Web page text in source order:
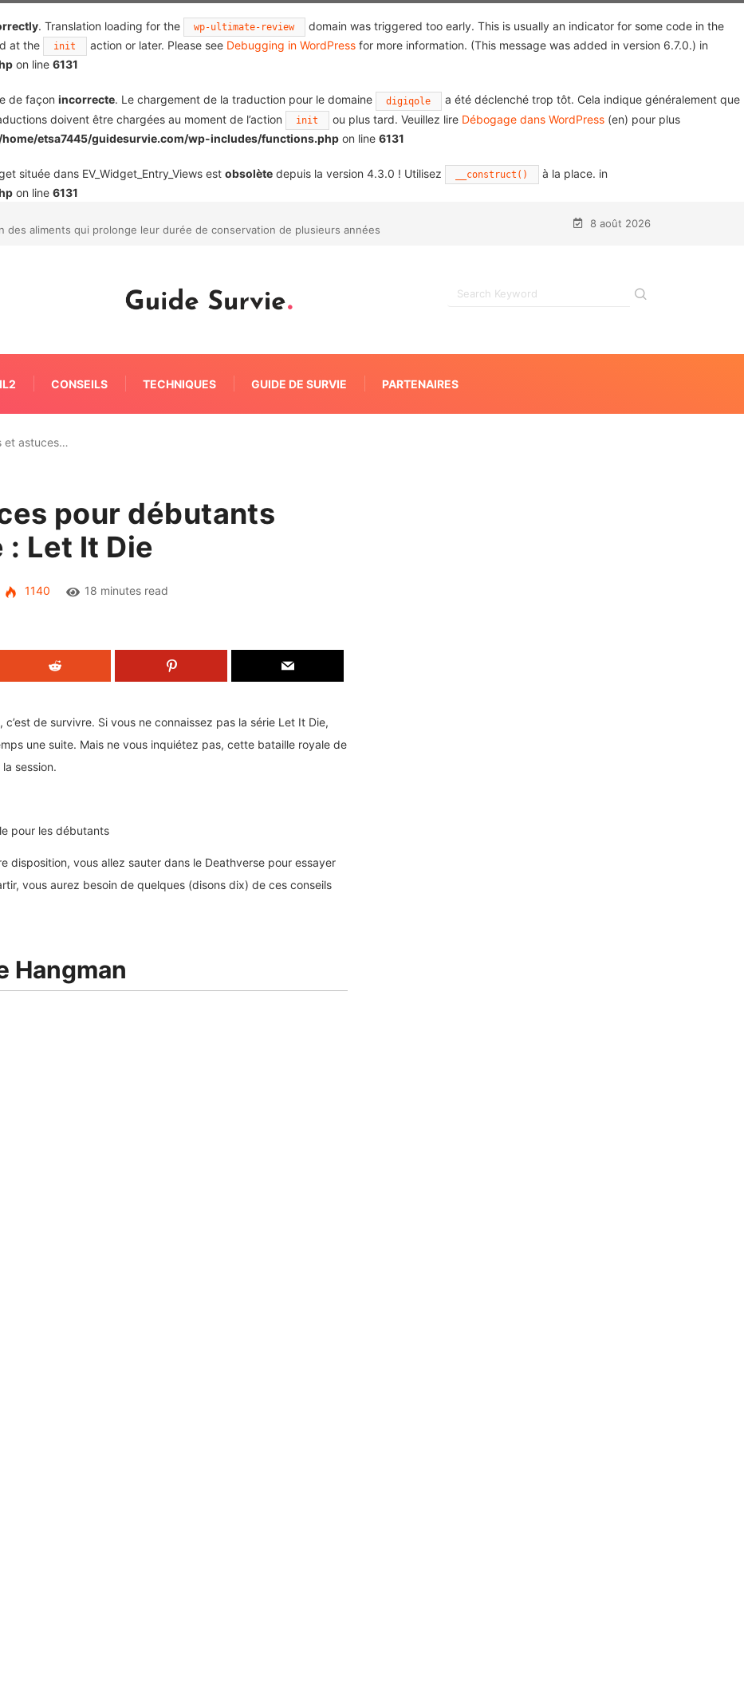
. Translation loading for the wp-ultimate-review
domain was triggered too early. This is usually an indicator for some code in the
at the
init action or later. Please see Debugging in WordPressfor more information. (This message was added in version 6.7.0.) in
on line 6131
de façon incorrecte. Le chargement de la traduction pour le domaine digiqole
a été déclenché trop tôt. Cela indique généralement que
doivent être chargées au moment de l’action
init ou plus tard. Veuillez lire Débogage dans WordPress(en) pour plus
/home/etsa7445/guidesurvie.com/wp-includes/functions.php on line 6131
située dans EV_Widget_Entry_Views est obsolète depuis la version 4.3.0 ! Utilisez __construct()
à la place. in
on line 6131
8 août 2026
CONSEILS TECHNIQUES GUIDE DE SURVIE PARTENAIRES
et astuces…
pour débutants
Let It Die
1140 18 minutes read
de survivre. Si vous ne connaissez pas la série Let It Die,
une suite. Mais ne vous inquiétez pas, cette bataille royale de
session.
pour les débutants
disposition, vous allez sauter dans le Deathverse pour essayer
vous aurez besoin de quelques (disons dix) de ces conseils
Hangman